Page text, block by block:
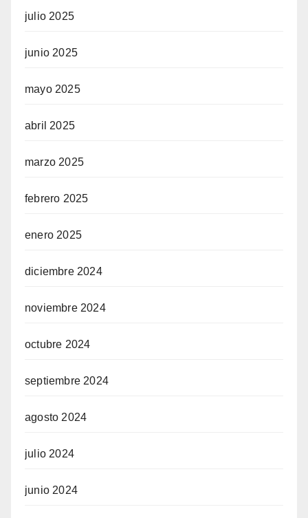
julio 2025
junio 2025
mayo 2025
abril 2025
marzo 2025
febrero 2025
enero 2025
diciembre 2024
noviembre 2024
octubre 2024
septiembre 2024
agosto 2024
julio 2024
junio 2024